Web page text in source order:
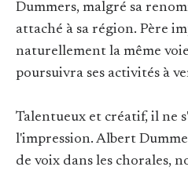
Dummers, malgré sa
attaché à sa région. Père
naturellement la même
poursuivra ses activités à
Talentueux et créatif, il ne
l'impression. Albert
de voix dans les chorales,